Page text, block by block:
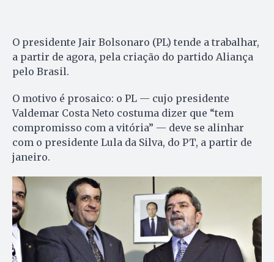
O presidente Jair Bolsonaro (PL) tende a trabalhar,
a partir de agora, pela criação do partido Aliança
pelo Brasil.
O motivo é prosaico: o PL — cujo presidente
Valdemar Costa Neto costuma dizer que “tem
compromisso com a vitória” — deve se alinhar
com o presidente Lula da Silva, do PT, a partir de
janeiro.